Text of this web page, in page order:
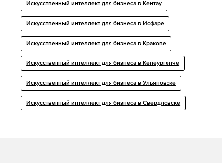
Искусственный интеллект для бизнеса в Кентау
Искусственный интеллект для бизнеса в Исфаре
Искусственный интеллект для бизнеса в Кракове
Искусственный интеллект для бизнеса в Кёнеургенче
Искусственный интеллект для бизнеса в Ульяновске
Искусственный интеллект для бизнеса в Свердловске